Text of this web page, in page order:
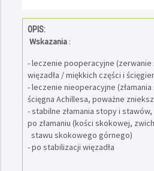
OPIS:
Wskazania:
- leczenie pooperacyjne (zerwanie
więzadła / miękkich części i
- leczenie nieoperacyjne
ścięgna Achillesa, poważne
- stabilne złamania stopy i
po złamaniu (kości skokowej,
stawu skokowego górnego)
- po stabilizacji więzadła